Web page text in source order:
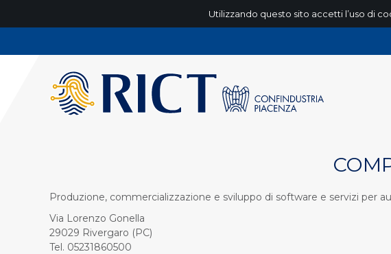
Utilizzando questo sito accetti l’uso di
Produzione, commercializzazione e sviluppo di software e servizi per
Via Lorenzo Gonella
29029 Rivergaro (PC)
Tel. 05231860500